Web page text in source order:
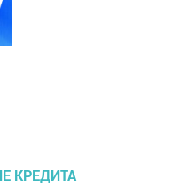
КРЕДИТА